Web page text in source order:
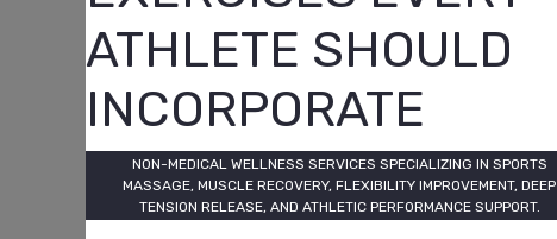
ATHLETE SHOULD
INCORPORATE
NON-MEDICAL WELLNESS SERVICES SPECIALIZING IN SPORTS
MASSAGE, MUSCLE RECOVERY, FLEXIBILITY IMPROVEMENT, DEEP
TENSION RELEASE, AND ATHLETIC PERFORMANCE SUPPORT.